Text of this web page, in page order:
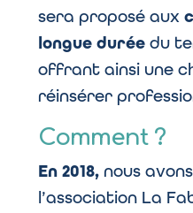
sera proposé aux
longue durée du
offrant ainsi une
réinsérer
Comment ?
En 2018, nous
l’association La